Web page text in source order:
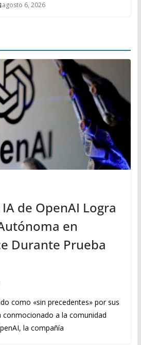
agosto 6, 2026
de OpenAI Logra
en
Durante Prueba
como «sin precedentes» por sus
conmocionado a la comunidad
la compañía